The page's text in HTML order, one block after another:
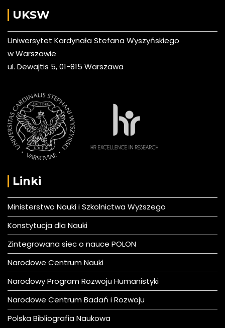
UKSW
Uniwersytet Kardynała Stefana Wyszyńskiego
w Warszawie
ul. Dewajtis 5, 01-815 Warszawa
Linki
Ministerstwo Nauki i Szkolnictwa Wyższego
Konstytucja dla Nauki
Zintegrowana siec o nauce POLON
Narodowe Centrum Nauki
Narodowy Program Rozwoju Humanistyki
Narodowe Centrum Badań i Rozwoju
Polska Bibliografia Naukowa